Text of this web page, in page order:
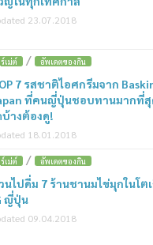
23.07.2018
เม่ต์ / อัพเดตของกิน
7 รสชาติไอศกรีมจาก
ที่คนญี่ปุ่นชอบทานมากที่สุ
บ้างต้องดู!
18.01.2018
เม่ต์ / อัพเดตของกิน
นไปดื่ม 7 ร้านชานมไข่มุกในโต
ญี่ปุ่น
09.04.2018